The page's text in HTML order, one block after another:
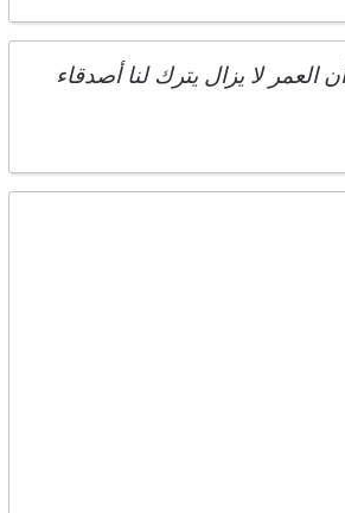
العمر لا يزال يترك لنا أصدقاء